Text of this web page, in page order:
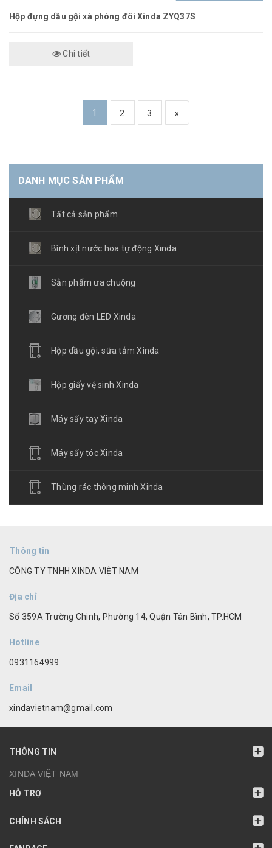
Hộp đựng dầu gội xà phòng đôi Xinda ZYQ37S
Chi tiết
1 2 3 »
DANH MỤC SẢN PHẨM
Tất cả sản phẩm
Bình xịt nước hoa tự động Xinda
Sản phẩm ưa chuộng
Gương đèn LED Xinda
Hộp dầu gội, sữa tắm Xinda
Hộp giấy vệ sinh Xinda
Máy sấy tay Xinda
Máy sấy tóc Xinda
Thùng rác thông minh Xinda
Thông tin
CÔNG TY TNHH XINDA VIỆT NAM
Địa chỉ
Số 359A Trường Chinh, Phường 14, Quận Tân Bình, TP.HCM
Hotline
0931164999
Email
xindavietnam@gmail.com
THÔNG TIN
XINDA VIỆT NAM
HỖ TRỢ
CHÍNH SÁCH